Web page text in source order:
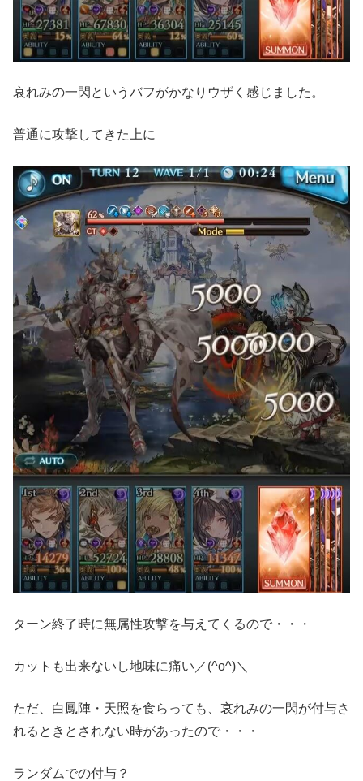
哀れみの一閃というバフがかなりウザく感じました。
普通に攻撃してきた上に
ターン終了時に無属性攻撃を与えてくるので・・・
カットも出来ないし地味に痛い／(^o^)＼
ただ、白鳳陣・天照を食らっても、哀れみの一閃が付与さ
れるときとされない時があったので・・・
ランダムでの付与？